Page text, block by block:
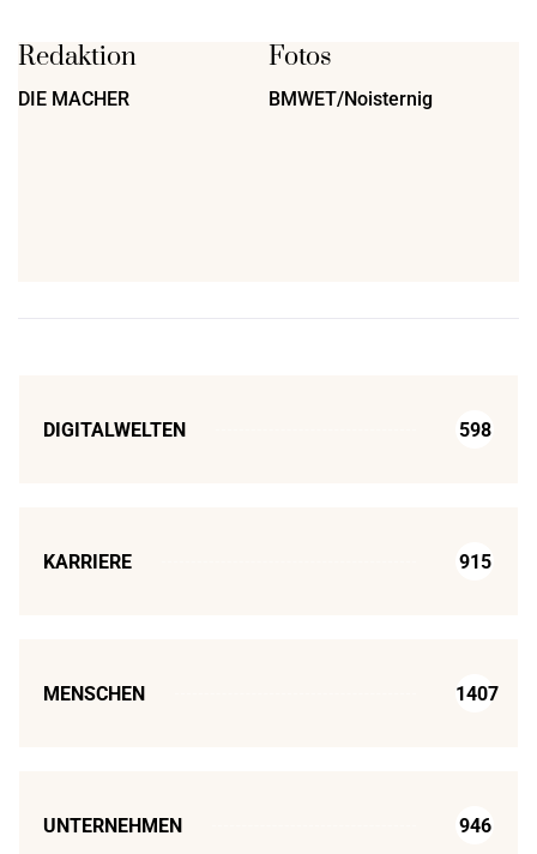
Redaktion
DIE MACHER
Fotos
BMWET/Noisternig
DIGITALWELTEN 598
KARRIERE 915
MENSCHEN 1407
UNTERNEHMEN 946